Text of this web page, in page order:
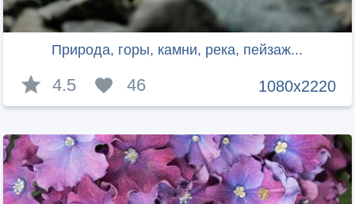
Природа, горы, камни, река, пейзаж...
1080x2220
4.5 46